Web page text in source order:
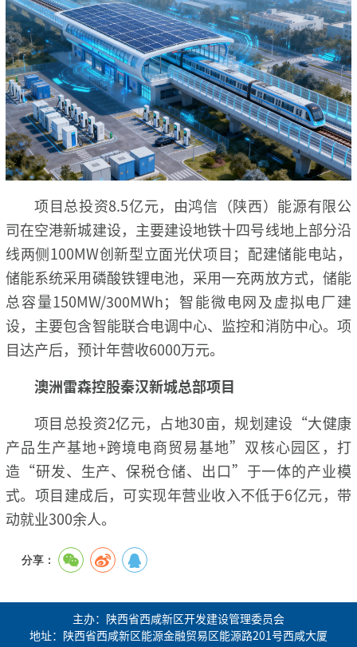
项目总投资8.5亿元，由鸿信（陕西）能源有限公
司在空港新城建设，主要建设地铁十四号线地上部分沿
线两侧100MW创新型立面光伏项目；配建储能电站，
储能系统采用磷酸铁锂电池，采用一充两放方式，储能
总容量150MW/300MWh；智能微电网及虚拟电厂建
设，主要包含智能联合电调中心、监控和消防中心。项
目达产后，预计年营收6000万元。
澳洲雷森控股秦汉新城总部项目
项目总投资2亿元，占地30亩，规划建设“大健康
产品生产基地+跨境电商贸易基地”双核心园区，打
造“研发、生产、保税仓储、出口”于一体的产业模
式。项目建成后，可实现年营业收入不低于6亿元，带
动就业300余人。
分享：
主办：陕西省西咸新区开发建设管理委员会
地址：陕西省西咸新区能源金融贸易区能源路201号西咸大厦